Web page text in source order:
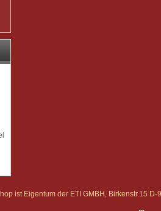
ist Eigentum der ETI GMBH, Birkenstr.15